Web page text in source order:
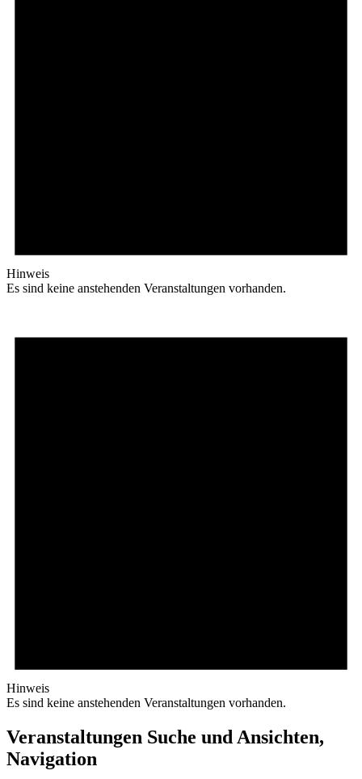
Hinweis
Es sind keine anstehenden Veranstaltungen vorhanden.
Hinweis
Es sind keine anstehenden Veranstaltungen vorhanden.
Veranstaltungen Suche und Ansichten,
Navigation